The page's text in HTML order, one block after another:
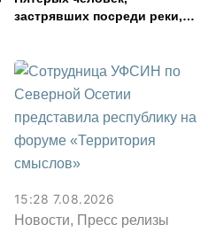
застрявших посреди реки,
15:28 7.08.2026
Новости, Пресс релизы